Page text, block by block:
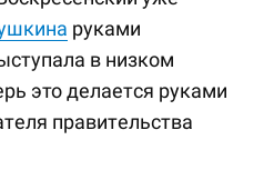
руками
в низком
это делается руками
правительства